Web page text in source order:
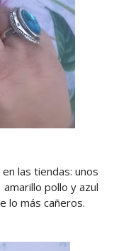
las tiendas: unos
pollo y azul
lo más cañeros.